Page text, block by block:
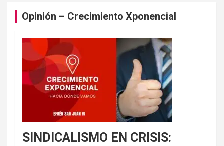
Opinión – Crecimiento Xponencial
SINDICALISMO EN CRISIS: